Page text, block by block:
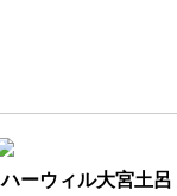
ハーウィル大宮土呂